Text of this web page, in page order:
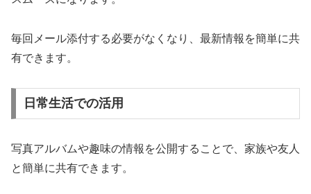
毎回メール添付する必要がなくなり、最新情報を簡単に共
有できます。
日常生活での活用
写真アルバムや趣味の情報を公開することで、家族や友人
と簡単に共有できます。